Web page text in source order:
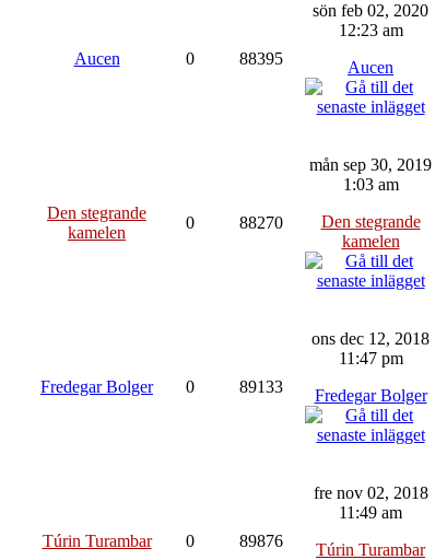
Aucen 0 88395
sön feb 02, 2020
12:23 am
Aucen
Den stegrande
kamelen
0 88270
mån sep 30, 2019
1:03 am
Den stegrande
kamelen
Fredegar Bolger 0 89133
ons dec 12, 2018
11:47 pm
Fredegar Bolger
Túrin Turambar 0 89876
fre nov 02, 2018
11:49 am
Túrin Turambar